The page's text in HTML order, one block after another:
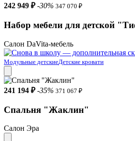
242 949 ₽ -30% 347 070 ₽
Набор мебели для детской
Салон DaVita-мебель
Модульные детскиеДетские кровати
241 194 ₽ -35% 371 067 ₽
Спальня "Жаклин"
Салон Эра